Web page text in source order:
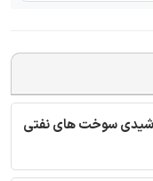
سوخت های نفتی